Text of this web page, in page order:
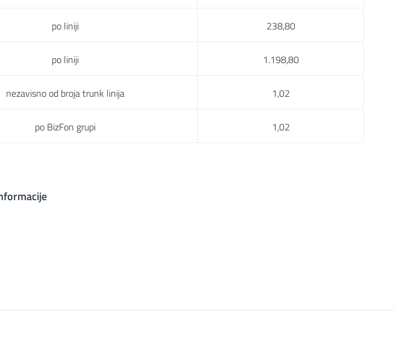
po liniji 238,80
po liniji 1.198,80
nezavisno od broja trunk linija 1,02
po BizFon grupi 1,02